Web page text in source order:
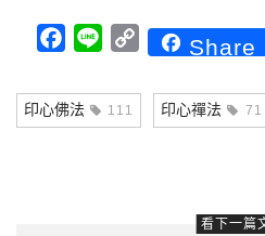
Facebook
Line CopyShare
印心佛法 111 印心禪法 71
看下一篇